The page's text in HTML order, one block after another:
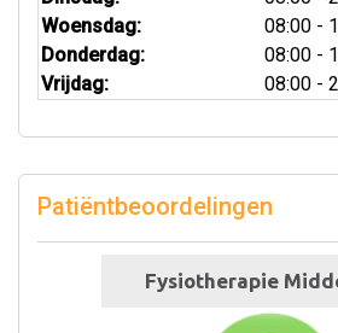
Woensdag:
08:00 -
Donderdag:
08:00 -
Vrijdag:
08:00 -
Patiëntbeoordelingen